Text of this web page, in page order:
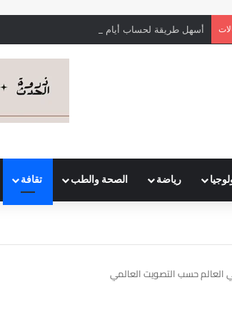
أسهل طريقة لحساب أيام التبويض بدقة لتحقيق
رياضة الصحة والطب تقافة
حسب التصويت العالمي